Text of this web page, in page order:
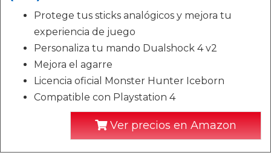
Protege tus sticks analógicos y mejora tu
experiencia de juego
Personaliza tu mando Dualshock 4 v2
Mejora el agarre
Licencia oficial Monster Hunter Iceborn
Compatible con Playstation 4
Ver precios en Amazon